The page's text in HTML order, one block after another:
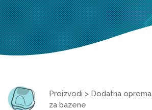
Proizvodi > Dodatna oprema
za bazene